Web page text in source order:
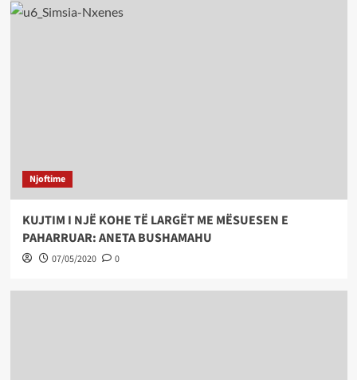
Njoftime
KUJTIM I NJË KOHE TË LARGËT ME MËSUESEN E
PAHARRUAR: ANETA BUSHAMAHU
07/05/2020 0